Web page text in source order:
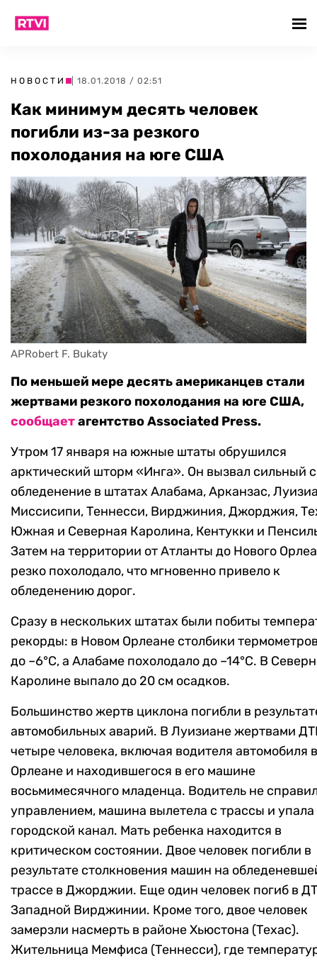
НОВОСТИ | 18.01.2018 / 02:51
Как минимум десять человек
погибли из-за резкого
похолодания на юге США
APRobert F. Bukaty
По меньшей мере десять американцев стали
жертвами резкого похолодания на юге США,
сообщаетагентство Associated Press.
Утром 17 января на южные штаты обрушился
арктический шторм «Инга». Он вызвал сильный
обледенение в штатах Алабама, Арканзас,
Миссисипи, Теннесси, Вирджиния, Джорджия,
Южная и Северная Каролина, Кентукки и
Затем на территории от Атланты до Нового
резко похолодало, что мгновенно привело к
обледенению дорог.
Сразу в нескольких штатах были побиты
рекорды: в Новом Орлеане столбики
до –6°C, а Алабаме похолодало до –14°C. В
Каролине выпало до 20 см осадков.
Большинство жертв циклона погибли в
автомобильных аварий. В Луизиане жертвами
четыре человека, включая водителя автомобиля
Орлеане и находившегося в его машине
восьмимесячного младенца. Водитель не
управлением, машина вылетела с трассы и упала
городской канал. Мать ребенка находится в
критическом состоянии. Двое человек погибли в
результате столкновения машин на
трассе в Джорджии. Еще один человек погиб в
Западной Вирджинии. Кроме того, двое человек
замерзли насмерть в районе Хьюстона (Техас).
Жительница Мемфиса (Теннесси), где